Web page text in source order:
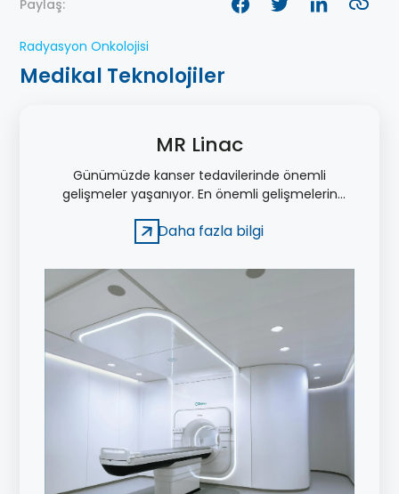
Paylaş:
Radyasyon Onkolojisi
Medikal Teknolojiler
MR Linac
Günümüzde kanser tedavilerinde önemli
gelişmeler yaşanıyor. En önemli gelişmelerin
Onkolojisi.
Daha fazla bilgi